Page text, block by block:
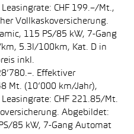
Leasingrate: CHF 199.–/Mt.,
Vollkaskoversicherung.
115 PS/85 kW, 7-Gang
km, 5.3l/100km, Kat. D in
inkl.
Effektiver
Mt. (10’000 km/Jahr),
Leasingrate: CHF 221.85/Mt.
Abgebildet:
85 kW, 7-Gang Automat